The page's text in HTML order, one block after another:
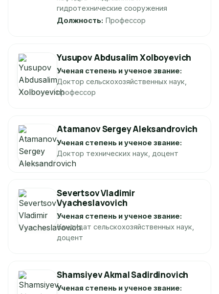
гидротехнические сооружения
Должность: Профессор
Yusupov Abdusalim Xolboyevich
Ученая степень и ученое звание:
Доктор сельскохозяйственных наук,
профессор
Atamanov Sergey Aleksandrovich
Ученая степень и ученое звание:
Доктор технических наук, доцент
Severtsov Vladimir
Vyacheslavovich
Ученая степень и ученое звание:
Kандидат сельскохозяйственных наук,
доцент
Shamsiyev Akmal Sadirdinovich
Ученая степень и ученое звание: